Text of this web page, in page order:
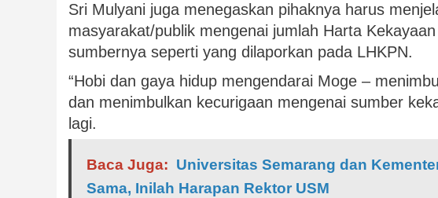
Sri Mulyani juga menegaskan pihaknya harus
masyarakat/publik mengenai jumlah Harta
sumbernya seperti yang dilaporkan pada LHKPN.
“Hobi dan gaya hidup mengendarai Moge –
dan menimbulkan kecurigaan mengenai sumber
lagi.
Baca Juga: Universitas Semarang dan
Sama, Inilah Harapan Rektor USM